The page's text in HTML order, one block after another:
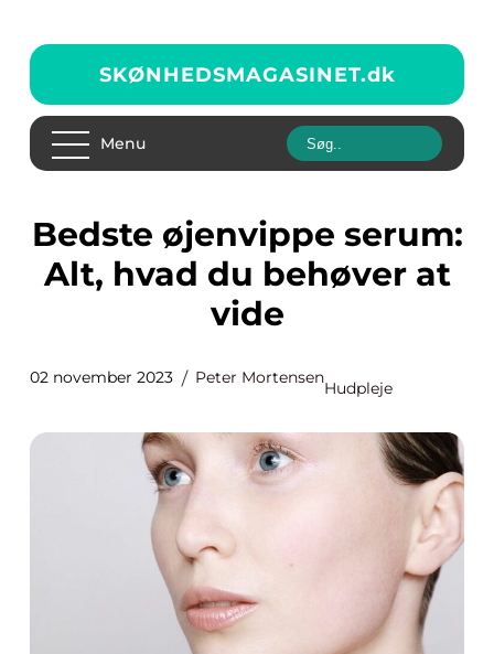
SKØNHEDSMAGASINET.dk
Menu
Bedste øjenvippe serum:
Alt, hvad du behøver at
vide
02 november 2023 Peter Mortensen
Hudpleje